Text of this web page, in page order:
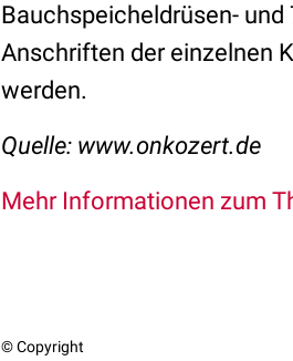
Bauchspeicheldrüsen-
Anschriften der einzelnen
werden.
Quelle: www.onkozert.de
Mehr Informationen zum
© Copyright